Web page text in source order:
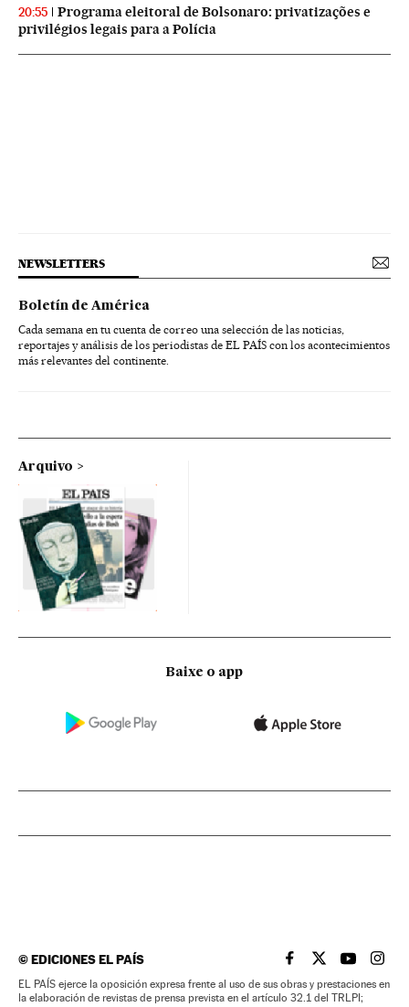
20:55
Programa eleitoral de Bolsonaro: privatizações e
privilégios legais para a Polícia
NEWSLETTERS
Boletín de América
Cada semana en tu cuenta de correo una selección de las noticias,
reportajes y análisis de los periodistas de EL PAÍS con los acontecimientos
más relevantes del continente.
Arquivo
Baixe o app
©EDICIONES EL PAÍS EL PAÍS BRASIL EN
EL PAÍSEL PAÍS
EL
EL PAÍS ejerce la oposición expresa frente al uso de sus obras y prestaciones en
la elaboración de revistas de prensa prevista en el artículo 32.1 del TRLPI;